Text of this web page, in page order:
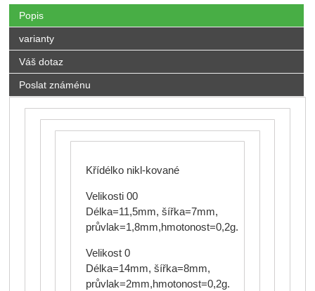
Popis
varianty
Váš dotaz
Poslat známénu
Křídélko nikl-kované
Velikosti 00
Délka=11,5mm, šířka=7mm,
průvlak=1,8mm,hmotonost=0,2g.
Velikost 0
Délka=14mm, šířka=8mm,
průvlak=2mm,hmotonost=0,2g.